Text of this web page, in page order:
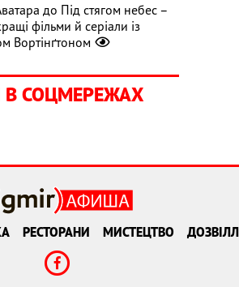
до Під стягом небес –
фільми й серіали із
Вортінґтоном
СОЦМЕРЕЖАХ
РЕСТОРАНИ МИСТЕЦТВО